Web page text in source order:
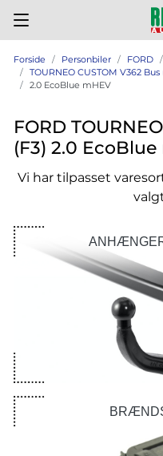
Forside Personbiler FORD
TOURNEO CUSTOM V362 Bus
2.0 EcoBlue mHEV
FORD
(F3) 2.0
Vi har tilpasset